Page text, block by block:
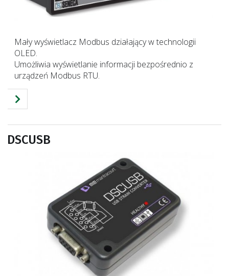
Mały wyświetlacz Modbus działający w technologii
OLED.
Umożliwia wyświetlanie informacji bezpośrednio z
urządzeń Modbus RTU.
DSCUSB